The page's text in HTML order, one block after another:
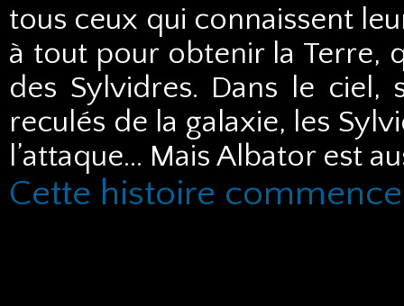
tous ceux qui connaissent
à tout pour obtenir la Terre,
des Sylvidres. Dans le ciel,
reculés de la galaxie, les
l’attaque… Mais Albator est
Cette histoire